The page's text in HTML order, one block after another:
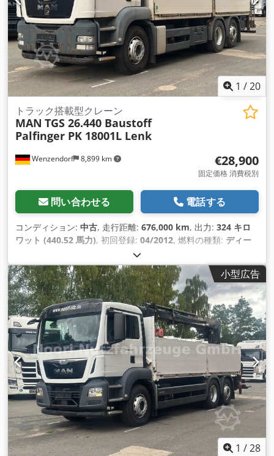
1 /20
Wenzendorf 8,899 km
トラック搭載型クレーン
MAN TGS 26.440 Baustoff
Palfinger PK 18001L Lenk
€28,900
固定価格 消費税別
問い合わせる 電話する
コンディション: 中古, 走行距離: 676,000 km, 出力: 324 キロ
ワット (440.52 馬力), 初回登録: 04/2012, 燃料の種類: ディー
26,000 kg（キログラム）
回検査（TÜV）:09/2026, ブレーキ:リターダ, 色:白色, 変速方
式:オートマチック, 排出クラス:ユーロ5 , 装備:ABS（アンチロ
ック・ブレーキ・システム）, エアコン, クレーン, 電子安定制
御プログラム (ESP),
小型広告
1 /28